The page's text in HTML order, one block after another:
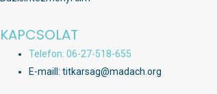
KAPCSOLAT
Telefon: 06-27-518-655
E-maill: titkarsag@madach.org